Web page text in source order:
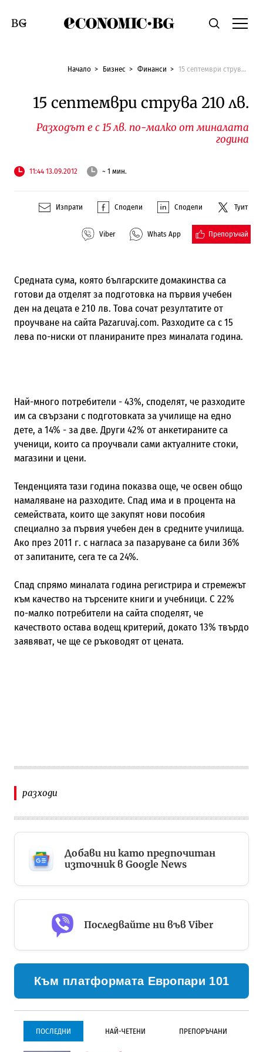
Economic.bgТърсене
Смяна на език
Начало Бизнес Финанси 15 септември струва 210 лв.
15 септември струва 210 лв.
Разходът е с 15 лв. по-малко от миналата
година
11:44 13.09.2012 ~ 1 мин.
Изпрати Сподели Сподели Туит
Viber Whats App Препоръчай
Средната сума, която българските домакинства са
готови да отделят за подготовка на първия учебен
ден на децата е 210 лв. Това сочат резултатите от
проучване на сайта Pazaruvaj.com. Разходите са с 15
лева по-ниски от планираните през миналата година.
Най-много потребители - 43%, споделят, че разходите
им са свързани с подготовката за училище на едно
дете, а 14% - за две. Други 42% от анкетираните са
ученици, които са проучвали сами актуалните стоки,
магазини и цени.
Тенденцията тази година показва още, че освен общо
намаляване на разходите. Спад има и в процента на
семействата, които ще закупят нови пособия
специално за първия учебен ден в средните училища.
Ако през 2011 г. с нагласа за пазаруване са били 36%
от запитаните, сега те са 24%.
Спад спрямо миналата година регистрира и стремежът
към качество на търсените книги и учебници. С 22%
по-малко потребители на сайта споделят, че
качеството остава водещ критерий, докато 13% твърдо
заявяват, че ще се ръководят от цената.
разходи
Добави ни като предпочитан
източник в Google News
Последвайте ни във Viber
Към платформата Европари 101
ПОСЛЕДНИ НАЙ-ЧЕТЕНИ ПРЕПОРЪЧАНИ